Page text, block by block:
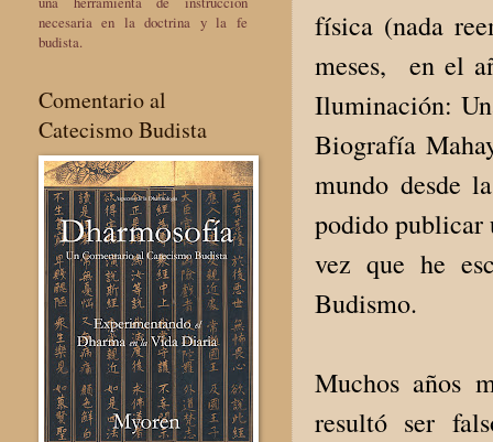
física (nada
meses, en el
Iluminación:
Biografía
mundo desde
podido publicar
vez que he
Budismo.
Muchos años
resultó ser
necesaria en la doctrina y la fe
budista.
Comentario al
Catecismo Budista